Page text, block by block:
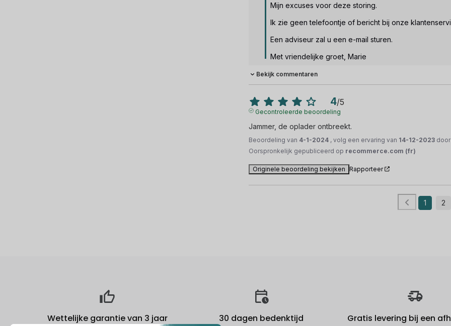
Mijn excuses voor deze storing.
Ik zie geen telefoontje of bericht bij onze
Een adviseur zal u een e-mail sturen.
Met vriendelijke groet, Marie
Bekijk commentaren
4/5
Gecontroleerde beoordeling
Jammer, de oplader ontbreekt.
Beoordeling van 4-1-2024 , volg een ervaring van 14-12-2023
Oorspronkelijk gepubliceerd op recommerce.com (fr)
Originele beoordeling bekijken Rapporteer
1 2
Wettelijke garantie van 3 jaar 30 dagen bedenktijd Gratis levering bij een